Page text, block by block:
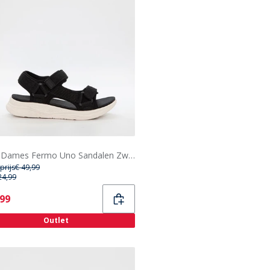
Duffy Dames Fermo Uno Sandalen Zwart
€ 49,99
Outlet